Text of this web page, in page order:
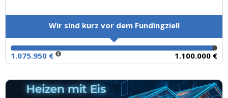
Wir sind kurz vor dem Fundingziel!
1.075.950 € 1.100.000 €